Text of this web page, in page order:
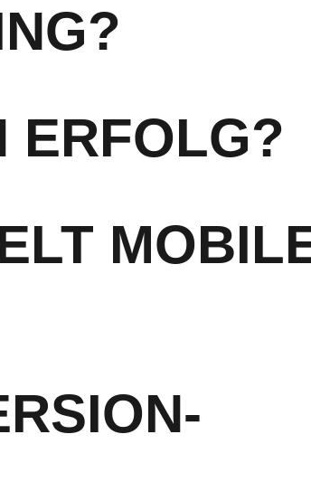
ERFOLG?